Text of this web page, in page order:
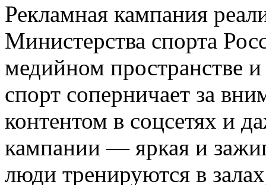
Рекламная кампания
Министерства спорта
медийном пространстве
спорт соперничает за
контентом в соцсетях и
кампании — яркая и
люди тренируются в